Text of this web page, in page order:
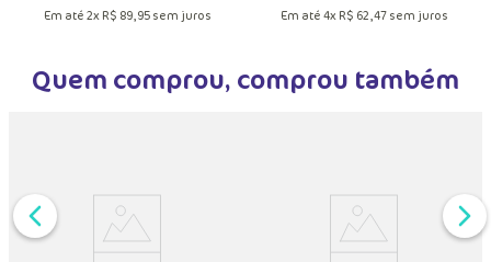
Em até 2x R$ 89,95sem juros Em até 4x R$ 62,47sem juros
Quem comprou, comprou também